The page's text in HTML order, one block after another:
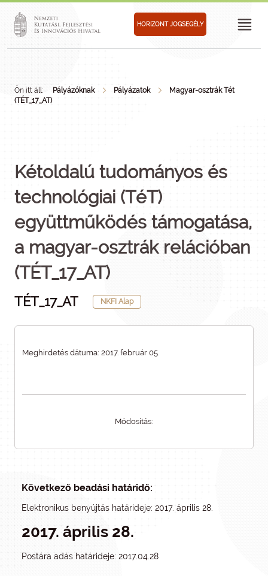
HORIZONT JOGSEGÉLY
Ön itt áll: Pályázóknak Pályázatok
Magyar-osztrák Tét
(TÉT_17_AT)
Kétoldalú tudományos és
technológiai (TéT)
együttműködés támogatása,
a magyar-osztrák relációban
(TÉT_17_AT)
TÉT_17_AT NKFI Alap
Meghirdetés dátuma: 2017. február 05.
Módosítás:
Következő beadási határidő:
Elektronikus benyújtás határideje: 2017. április 28.
2017. április 28.
Postára adás határideje: 2017.04.28